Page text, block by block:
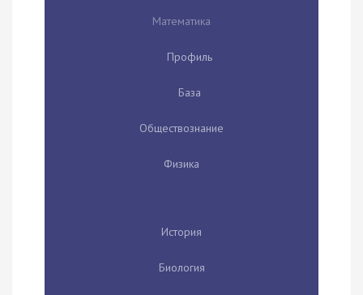
Математика
Профиль
База
Обществознание
Физика
История
Биология